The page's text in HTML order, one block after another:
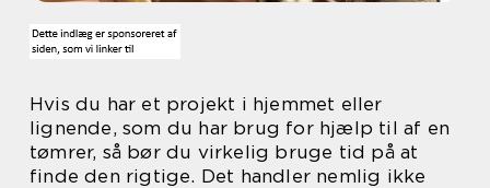
Hvis du har et projekt i hjemmet eller
lignende, som du har brug for hjælp til af en
tømrer, så bør du virkelig bruge tid på at
finde den rigtige. Det handler nemlig ikke